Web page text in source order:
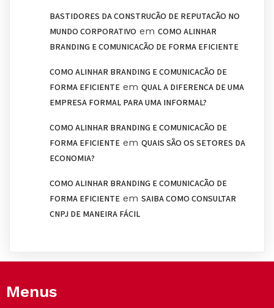
BASTIDORES DA CONSTRUÇÃO DE REPUTAÇÃO NO
MUNDO CORPORATIVO em COMO ALINHAR
BRANDING E COMUNICAÇÃO DE FORMA EFICIENTE
COMO ALINHAR BRANDING E COMUNICAÇÃO DE
FORMA EFICIENTE em QUAL A DIFERENÇA DE UMA
EMPRESA FORMAL PARA UMA INFORMAL?
COMO ALINHAR BRANDING E COMUNICAÇÃO DE
FORMA EFICIENTE em QUAIS SÃO OS SETORES DA
ECONOMIA?
COMO ALINHAR BRANDING E COMUNICAÇÃO DE
FORMA EFICIENTE em SAIBA COMO CONSULTAR
CNPJ DE MANEIRA FÁCIL
Menus